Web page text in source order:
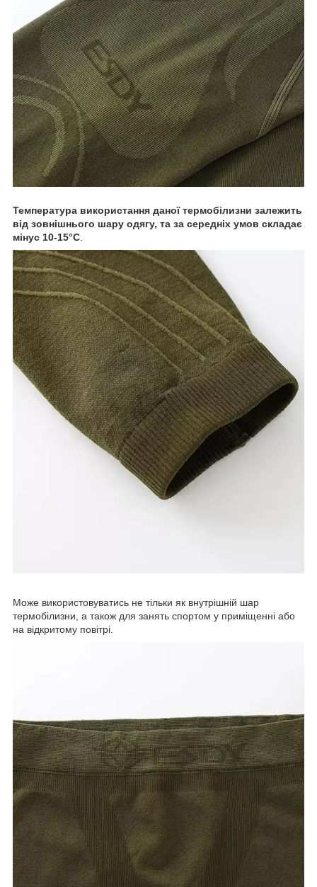
Температура використання даної термобілизни залежить
від зовнішнього шару одягу, та за середніх умов складає
мінус 10-15°C.
Може використовуватись не тільки як внутрішній шар
термобілизни, а також для занять спортом у приміщенні або
на відкритому повітрі.